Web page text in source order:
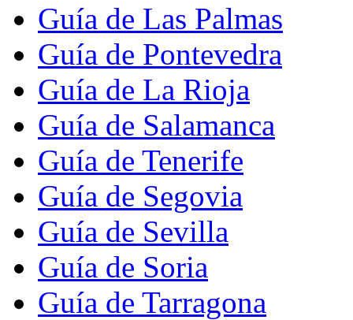
Guía de Las Palmas
Guía de Pontevedra
Guía de La Rioja
Guía de Salamanca
Guía de Tenerife
Guía de Segovia
Guía de Sevilla
Guía de Soria
Guía de Tarragona